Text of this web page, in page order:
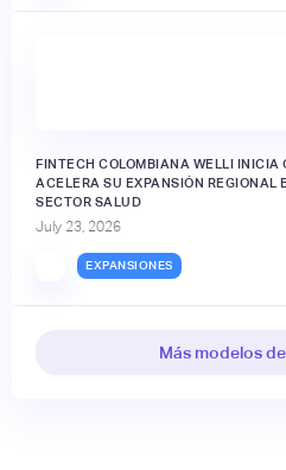
FINTECH COLOMBIANA WELLI INICIA
ACELERA SU EXPANSIÓN REGIONAL
SECTOR SALUD
July 23, 2026
EXPANSIONES
Más modelos